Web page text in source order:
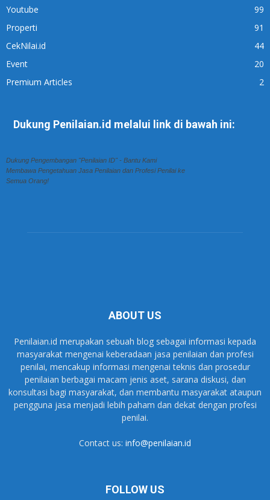
Youtube
99
Properti
91
CekNilai.id
44
Event
20
Premium Articles
2
Dukung Penilaian.id melalui link di bawah ini:
Dukung Pengembangan "Penilaian ID" - Bantu Kami
Membawa Pengetahuan Jasa Penilaian dan Profesi Penilai ke
Semua Orang!
ABOUT US
Penilaian.id merupakan sebuah blog sebagai informasi kepada
masyarakat mengenai keberadaan jasa penilaian dan profesi
penilai, mencakup informasi mengenai teknis dan prosedur
penilaian berbagai macam jenis aset, sarana diskusi, dan
konsultasi bagi masyarakat, dan membantu masyarakat ataupun
pengguna jasa menjadi lebih paham dan dekat dengan profesi
penilai.
Contact us: info@penilaian.id
FOLLOW US